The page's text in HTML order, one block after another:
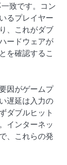
致です。コン
るプレイヤー
、これがダブ
ードウェアが
を確認するこ
因がゲームプ
遅延は入力の
ダブルヒット
インターネッ
、これらの発